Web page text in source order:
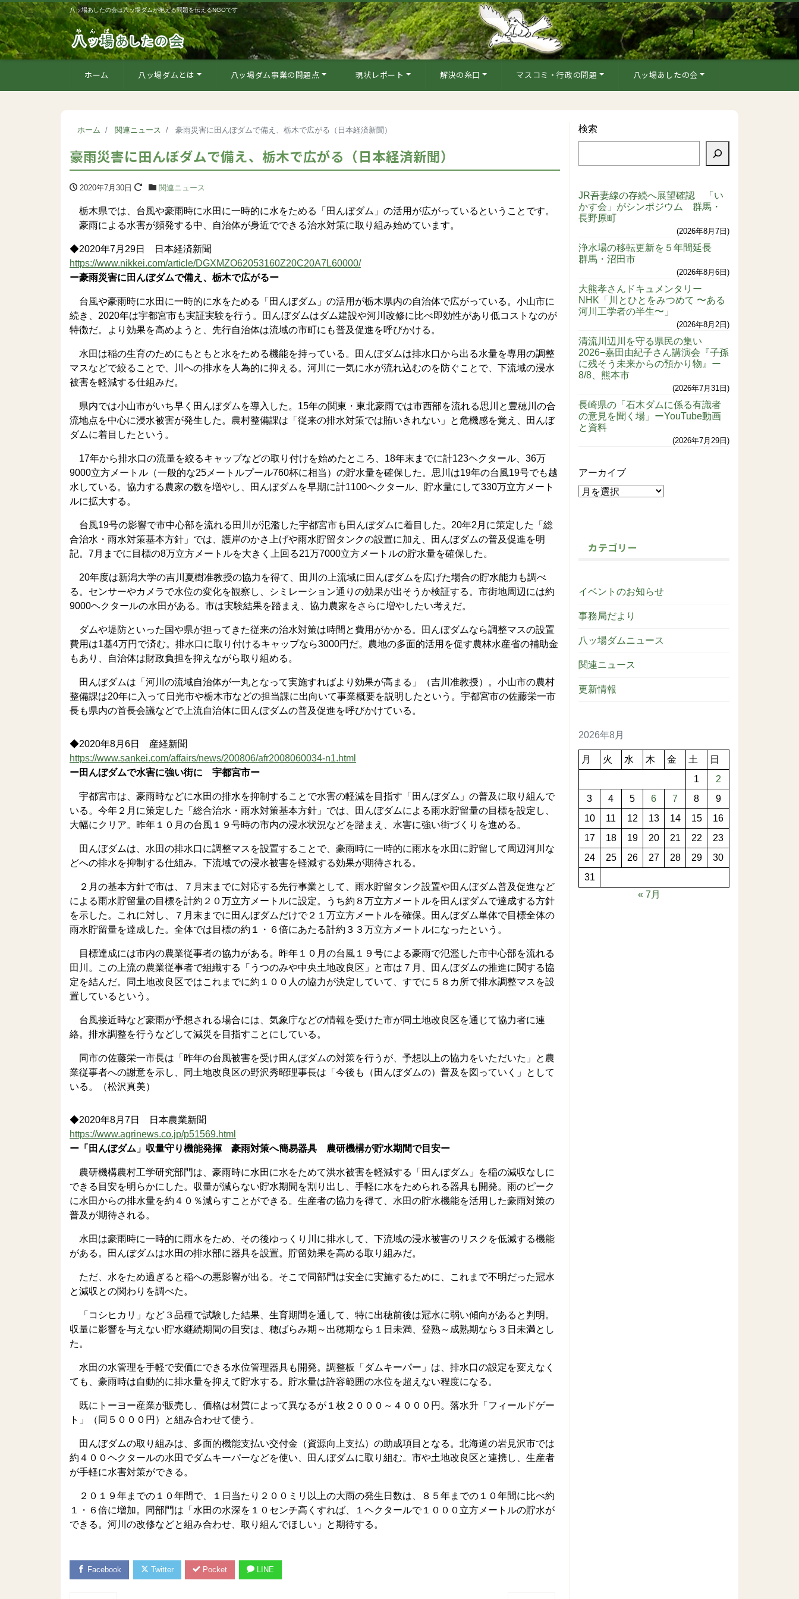
八ッ場あしたの会は八ッ場ダムが抱える問題を伝えるNGOです
ホーム 八ッ場ダムとは 八ッ場ダム事業の問題点 現状レポート 解決の糸口 マスコミ・行政の問題 八ッ場あしたの会
ホーム 関連ニュース 豪雨災害に田んぼダムで備え、栃木で広がる（日本経済新聞）
豪雨災害に田んぼダムで備え、栃木で広がる（日本経済新聞）
2020年7月30日 関連ニュース
栃木県では、台風や豪雨時に水田に一時的に水をためる「田んぼダム」の活用が広がっているということです。
豪雨による水害が頻発する中、自治体が身近でできる治水対策に取り組み始めています。
◆2020年7月29日 日本経済新聞
https://www.nikkei.com/article/DGXMZO62053160Z20C20A7L60000/
ー豪雨災害に田んぼダムで備え、栃木で広がるー
台風や豪雨時に水田に一時的に水をためる「田んぼダム」の活用が栃木県内の自治体で広がっている。小山市に
続き、2020年は宇都宮市も実証実験を行う。田んぼダムはダム建設や河川改修に比べ即効性があり低コストなのが
特徴だ。より効果を高めようと、先行自治体は流域の市町にも普及促進を呼びかける。
水田は稲の生育のためにもともと水をためる機能を持っている。田んぼダムは排水口から出る水量を専用の調整
マスなどで絞ることで、川への排水を人為的に抑える。河川に一気に水が流れ込むのを防ぐことで、下流域の浸水
被害を軽減する仕組みだ。
県内では小山市がいち早く田んぼダムを導入した。15年の関東・東北豪雨では市西部を流れる思川と豊穂川の合
流地点を中心に浸水被害が発生した。農村整備課は「従来の排水対策では賄いきれない」と危機感を覚え、田んぼ
ダムに着目したという。
17年から排水口の流量を絞るキャップなどの取り付けを始めたところ、18年末までに計123ヘクタール、36万
9000立方メートル（一般的な25メートルプール760杯に相当）の貯水量を確保した。思川は19年の台風19号でも越
水している。協力する農家の数を増やし、田んぼダムを早期に計1100ヘクタール、貯水量にして330万立方メート
ルに拡大する。
台風19号の影響で市中心部を流れる田川が氾濫した宇都宮市も田んぼダムに着目した。20年2月に策定した「総
合治水・雨水対策基本方針」では、護岸のかさ上げや雨水貯留タンクの設置に加え、田んぼダムの普及促進を明
記。7月までに目標の8万立方メートルを大きく上回る21万7000立方メートルの貯水量を確保した。
20年度は新潟大学の吉川夏樹准教授の協力を得て、田川の上流域に田んぼダムを広げた場合の貯水能力も調べ
る。センサーやカメラで水位の変化を観察し、シミレーション通りの効果が出そうか検証する。市街地周辺には約
9000ヘクタールの水田がある。市は実験結果を踏まえ、協力農家をさらに増やしたい考えだ。
ダムや堤防といった国や県が担ってきた従来の治水対策は時間と費用がかかる。田んぼダムなら調整マスの設置
費用は1基4万円で済む。排水口に取り付けるキャップなら3000円だ。農地の多面的活用を促す農林水産省の補助金
もあり、自治体は財政負担を抑えながら取り組める。
田んぼダムは「河川の流域自治体が一丸となって実施すればより効果が高まる」（吉川准教授）。小山市の農村
整備課は20年に入って日光市や栃木市などの担当課に出向いて事業概要を説明したという。宇都宮市の佐藤栄一市
長も県内の首長会議などで上流自治体に田んぼダムの普及促進を呼びかけている。
◆2020年8月6日 産経新聞
https://www.sankei.com/affairs/news/200806/afr2008060034-n1.html
ー田んぼダムで水害に強い街に 宇都宮市ー
宇都宮市は、豪雨時などに水田の排水を抑制することで水害の軽減を目指す「田んぼダム」の普及に取り組んで
いる。今年２月に策定した「総合治水・雨水対策基本方針」では、田んぼダムによる雨水貯留量の目標を設定し、
大幅にクリア。昨年１０月の台風１９号時の市内の浸水状況などを踏まえ、水害に強い街づくりを進める。
田んぼダムは、水田の排水口に調整マスを設置することで、豪雨時に一時的に雨水を水田に貯留して周辺河川な
どへの排水を抑制する仕組み。下流域での浸水被害を軽減する効果が期待される。
２月の基本方針で市は、７月末までに対応する先行事業として、雨水貯留タンク設置や田んぼダム普及促進など
による雨水貯留量の目標を計約２０万立方メートルに設定。うち約８万立方メートルを田んぼダムで達成する方針
を示した。これに対し、７月末までに田んぼダムだけで２１万立方メートルを確保。田んぼダム単体で目標全体の
雨水貯留量を達成した。全体では目標の約１・６倍にあたる計約３３万立方メートルになったという。
目標達成には市内の農業従事者の協力がある。昨年１０月の台風１９号による豪雨で氾濫した市中心部を流れる
田川。この上流の農業従事者で組織する「うつのみや中央土地改良区」と市は７月、田んぼダムの推進に関する協
定を結んだ。同土地改良区ではこれまでに約１００人の協力が決定していて、すでに５８カ所で排水調整マスを設
置しているという。
台風接近時など豪雨が予想される場合には、気象庁などの情報を受けた市が同土地改良区を通じて協力者に連
絡。排水調整を行うなどして減災を目指すことにしている。
同市の佐藤栄一市長は「昨年の台風被害を受け田んぼダムの対策を行うが、予想以上の協力をいただいた」と農
業従事者への謝意を示し、同土地改良区の野沢秀昭理事長は「今後も（田んぼダムの）普及を図っていく」として
いる。（松沢真美）
◆2020年8月7日 日本農業新聞
https://www.agrinews.co.jp/p51569.html
ー「田んぼダム」収量守り機能発揮 豪雨対策へ簡易器具 農研機構が貯水期間で目安ー
農研機構農村工学研究部門は、豪雨時に水田に水をためて洪水被害を軽減する「田んぼダム」を稲の減収なしに
できる目安を明らかにした。収量が減らない貯水期間を割り出し、手軽に水をためられる器具も開発。雨のピーク
に水田からの排水量を約４０％減らすことができる。生産者の協力を得て、水田の貯水機能を活用した豪雨対策の
普及が期待される。
水田は豪雨時に一時的に雨水をため、その後ゆっくり川に排水して、下流域の浸水被害のリスクを低減する機能
がある。田んぼダムは水田の排水部に器具を設置。貯留効果を高める取り組みだ。
ただ、水をため過ぎると稲への悪影響が出る。そこで同部門は安全に実施するために、これまで不明だった冠水
と減収との関わりを調べた。
「コシヒカリ」など３品種で試験した結果、生育期間を通して、特に出穂前後は冠水に弱い傾向があると判明。
収量に影響を与えない貯水継続期間の目安は、穂ばらみ期～出穂期なら１日未満、登熟～成熟期なら３日未満とし
た。
水田の水管理を手軽で安価にできる水位管理器具も開発。調整板「ダムキーパー」は、排水口の設定を変えなく
ても、豪雨時は自動的に排水量を抑えて貯水する。貯水量は許容範囲の水位を超えない程度になる。
既にトーヨー産業が販売し、価格は材質によって異なるが１枚２０００～４０００円。落水升「フィールドゲー
ト」（同５０００円）と組み合わせて使う。
田んぼダムの取り組みは、多面的機能支払い交付金（資源向上支払）の助成項目となる。北海道の岩見沢市では
約４００ヘクタールの水田でダムキーパーなどを使い、田んぼダムに取り組む。市や土地改良区と連携し、生産者
が手軽に水害対策ができる。
２０１９年までの１０年間で、１日当たり２００ミリ以上の大雨の発生日数は、８５年までの１０年間に比べ約
１・６倍に増加。同部門は「水田の水深を１０センチ高くすれば、１ヘクタールで１０００立方メートルの貯水が
できる。河川の改修などと組み合わせ、取り組んでほしい」と期待する。
Facebook Twitter Pocket LINE
検索
JR吾妻線の存続へ展望確認 「い
かす会」がシンポジウム 群馬・
長野原町
2026年8月7日
浄水場の移転更新を５年間延長
群馬・沼田市
2026年8月6日
大熊孝さんドキュメンタリー
NHK「川とひとをみつめて 〜ある
河川工学者の半生〜」
2026年8月2日
清流川辺川を守る県民の集い
2026−嘉田由紀子さん講演会『子孫
に残そう未来からの預かり物』ー
8/8、熊本市
2026年7月31日
長崎県の「石木ダムに係る有識者
の意見を聞く場」ーYouTube動画
と資料
2026年7月29日
アーカイブ
カテゴリー
イベントのお知らせ
事務局だより
八ッ場ダムニュース
関連ニュース
更新情報
2026年8月
月 火 水 木 金 土
日
1
2
3
4 5 6 7 8
9
10
11 12 13 14 15
16
17
18 19 20 21 22
23
24
25 26 27 28 29
30
31
« 7月